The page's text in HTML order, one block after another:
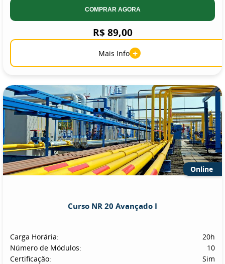
COMPRAR AGORA
R$ 89,00
Mais Info +
Online
Curso NR 20 Avançado I
Carga Horária:
20h
Número de Módulos:
10
Certificação:
Sim